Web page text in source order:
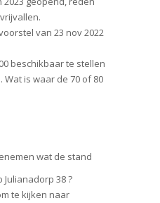
van 23 nov 2022
beschikbaar te stellen
is waar de 70 of 80
wat de stand
38 ?
te kijken naar